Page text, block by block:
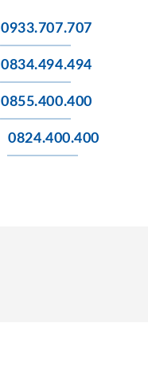
0933.707.707
0834.494.494
0855.400.400
0824.400.400